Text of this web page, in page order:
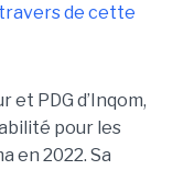
de cette
PDG d’Inqom,
pour les
en 2022. Sa